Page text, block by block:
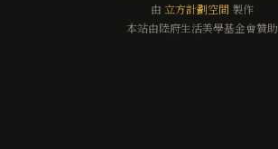
由 立方計劃空間 製作
本站由陸府生活美學基金會贊助